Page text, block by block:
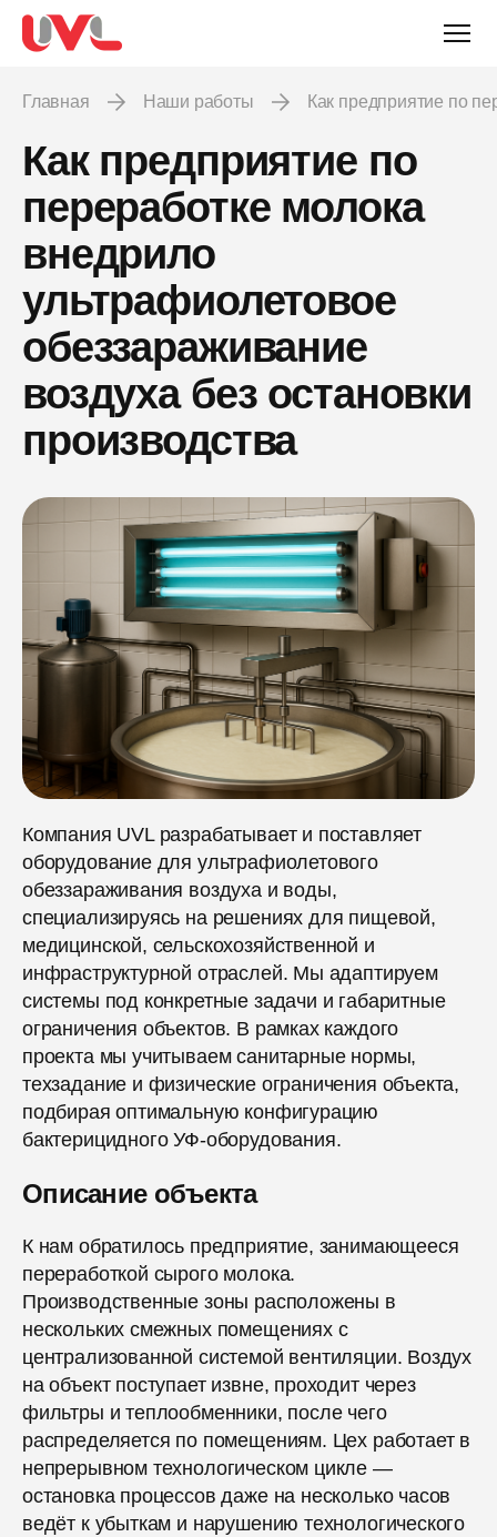
Главная Наши работы Как предприятие по
Как предприятие по
переработке молока
внедрило
ультрафиолетовое
обеззараживание
воздуха без остановки
производства
Компания UVL разрабатывает и поставляет
оборудование для ультрафиолетового
обеззараживания воздуха и воды,
специализируясь на решениях для пищевой,
медицинской, сельскохозяйственной и
инфраструктурной отраслей. Мы адаптируем
системы под конкретные задачи и габаритные
ограничения объектов. В рамках каждого
проекта мы учитываем санитарные нормы,
техзадание и физические ограничения объекта,
подбирая оптимальную конфигурацию
бактерицидного УФ-оборудования.
Описание объекта
К нам обратилось предприятие, занимающееся
переработкой сырого молока.
Производственные зоны расположены в
нескольких смежных помещениях с
централизованной системой вентиляции. Воздух
на объект поступает извне, проходит через
фильтры и теплообменники, после чего
распределяется по помещениям. Цех работает в
непрерывном технологическом цикле —
остановка процессов даже на несколько часов
ведёт к убыткам и нарушению технологического